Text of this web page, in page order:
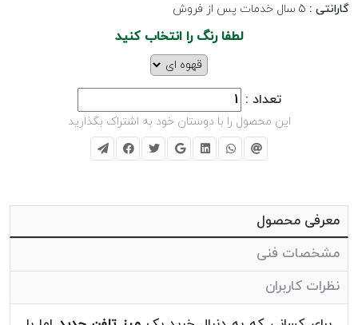
گارانتی :
لطفا رنگ را انتخاب کنید
تعداد :
این محصول را با دوستان خود به اشتراک بگذارید
معرفی محصول
مشخصات فنی
نظرات کاربران